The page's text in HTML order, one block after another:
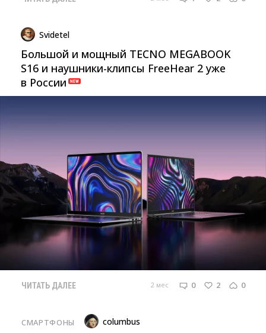
Svidetel
Большой и мощный TECNO MEGABOOK
S16 и наушники-клипсы FreeHear 2 уже
в России
ЧИТАТЬ ДАЛЕЕ 2 мес 0 2 0
СМАРТФОНЫ columbus